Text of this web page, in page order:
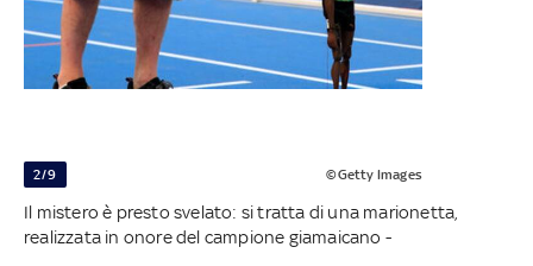
2/9 ©Getty Images
Il mistero è presto svelato: si tratta di una marionetta,
realizzata in onore del campione giamaicano -